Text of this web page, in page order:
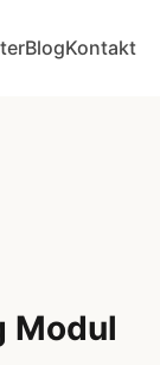
BlogKontakt
Modul